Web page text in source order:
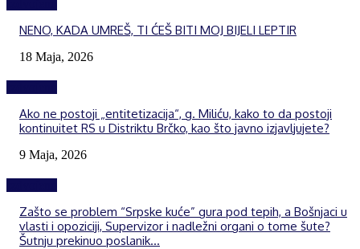
NENO, KADA UMREŠ, TI ĆEŠ BITI MOJ BIJELI LEPTIR
18 Maja, 2026
Ako ne postoji „entitetizacija“, g. Miliću, kako to da postoji
kontinuitet RS u Distriktu Brčko, kao što javno izjavljujete?
9 Maja, 2026
Zašto se problem “Srpske kuće” gura pod tepih, a Bošnjaci u
vlasti i opoziciji, Supervizor i nadležni organi o tome šute?
Šutnju prekinuo poslanik...